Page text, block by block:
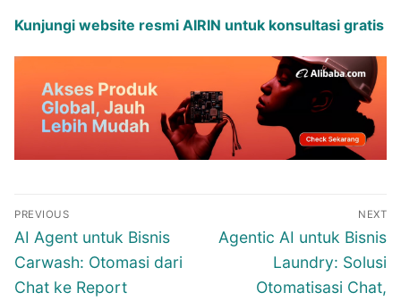
Kunjungi website resmi AIRIN untuk konsultasi gratis
Post
navigation
PREVIOUS
Previous
post:
AI Agent untuk Bisnis
Carwash: Otomasi dari
Chat ke Report
NEXT
Next
Agentic AI untuk Bisnis
Laundry: Solusi
Otomatisasi Chat,